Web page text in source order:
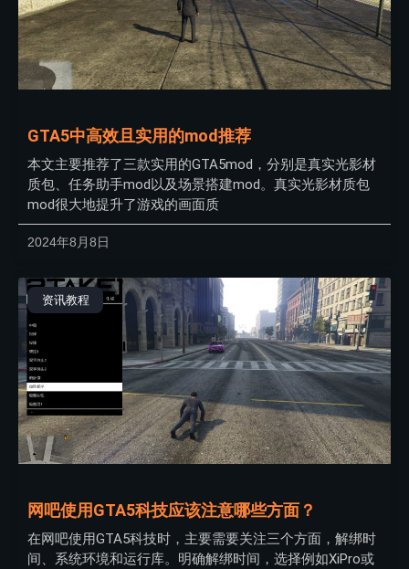
GTA5中高效且实用的mod推荐
本文主要推荐了三款实用的GTA5mod，分别是真实光影材
质包、任务助手mod以及场景搭建mod。真实光影材质包
mod很大地提升了游戏的画面质
2024年8月8日
资讯教程
网吧使用GTA5科技应该注意哪些方面？
在网吧使用GTA5科技时，主要需要关注三个方面，解绑时
间、系统环境和运行库。明确解绑时间，选择例如XiPro或